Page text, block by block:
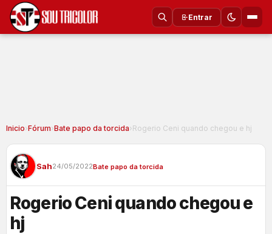
Entrar
Inicio›Fórum›Bate papo da torcida›Rogerio Ceni quando chegou e hj
Sah24/05/2022Bate papo da torcida
Rogerio Ceni quando chegou e
hj